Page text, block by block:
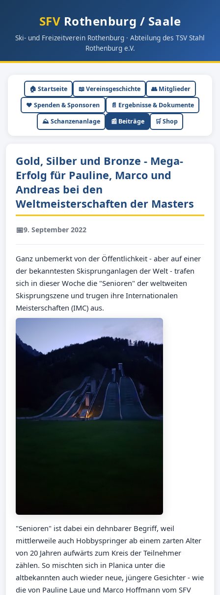
SFV Rothenburg / Saale
Ski- und Freizeitverein Rothenburg · Abteilung des TSV Stahl
Rothenburg e.V.
🏠 Startseite 📖 Vereinsgeschichte
👥 Mitglieder
❤️ Spenden & Sponsoren
📄 Ergebnisse & Dokumente
⛰ Schanzenanlage
📰 Beiträge 🛒 Shop
Gold, Silber und Bronze - Mega-
Erfolg für Pauline, Marco und
Andreas bei den
Weltmeisterschaften der Masters
📅9. September 2022
Ganz unbemerkt von der Öffentlichkeit - aber auf einer
der bekanntesten Skisprunganlagen der Welt - trafen
sich in dieser Woche die "Senioren" der weltweiten
Skisprungszene und trugen ihre Internationalen
Meisterschaften (IMC) aus.
"Senioren" ist dabei ein dehnbarer Begriff, weil
mittlerweile auch Hobbyspringer ab einem zarten Alter
von 20 Jahren aufwärts zum Kreis der Teilnehmer
zählen. So mischten sich in Planica unter die
altbekannten auch wieder neue, jüngere Gesichter - wie
die von Pauline Laue und Marco Hoffmann vom SFV